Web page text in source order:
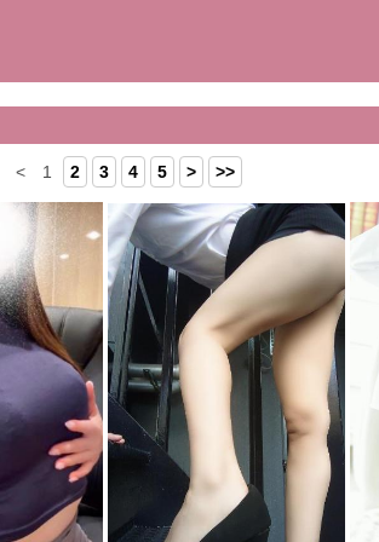
< 1 2 3 4 5 > >>